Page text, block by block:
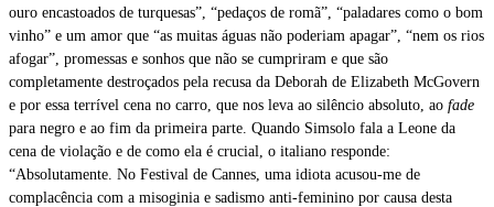
ouro encastoados de turquesas”, “pedaços de romã”, “paladares como o bom
vinho” e um amor que “as muitas águas não poderiam apagar”, “nem os rios
afogar”, promessas e sonhos que não se cumpriram e que são
completamente destroçados pela recusa da Deborah de Elizabeth McGovern
e por essa terrível cena no carro, que nos leva ao silêncio absoluto, ao fade
para negro e ao fim da primeira parte. Quando Simsolo fala a Leone da
cena de violação e de como ela é crucial, o italiano responde:
“Absolutamente. No Festival de Cannes, uma idiota acusou-me de
complacência com a misoginia e sadismo anti-feminino por causa desta